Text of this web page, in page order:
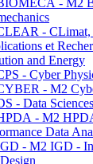
- M2
- CLimat,
et
and Energy
- Cyber
- M2
- Data Sciences
- M2
Data
- M2 IGD -